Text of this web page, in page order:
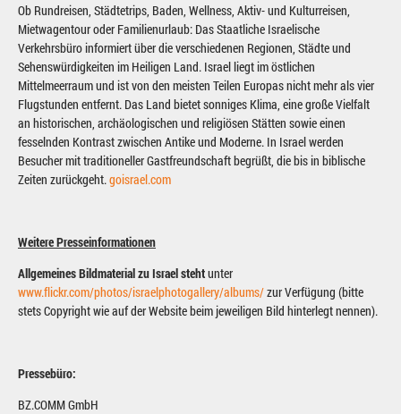
Ob Rundreisen, Städtetrips, Baden, Wellness, Aktiv- und Kulturreisen,
Mietwagentour oder Familienurlaub: Das Staatliche Israelische
Verkehrsbüro informiert über die verschiedenen Regionen, Städte und
Sehenswürdigkeiten im Heiligen Land. Israel liegt im östlichen
Mittelmeerraum und ist von den meisten Teilen Europas nicht mehr als vier
Flugstunden entfernt. Das Land bietet sonniges Klima, eine große Vielfalt
an historischen, archäologischen und religiösen Stätten sowie einen
fesselnden Kontrast zwischen Antike und Moderne. In Israel werden
Besucher mit traditioneller Gastfreundschaft begrüßt, die bis in biblische
Zeiten zurückgeht.goisrael.com
Weitere Presseinformationen
Allgemeines Bildmaterial zu Israel stehtunter
www.flickr.com/photos/israelphotogallery/albums/zur Verfügung (bitte
stets Copyright wie auf der Website beim jeweiligen Bild hinterlegt nennen).
Pressebüro:
BZ.COMM GmbH